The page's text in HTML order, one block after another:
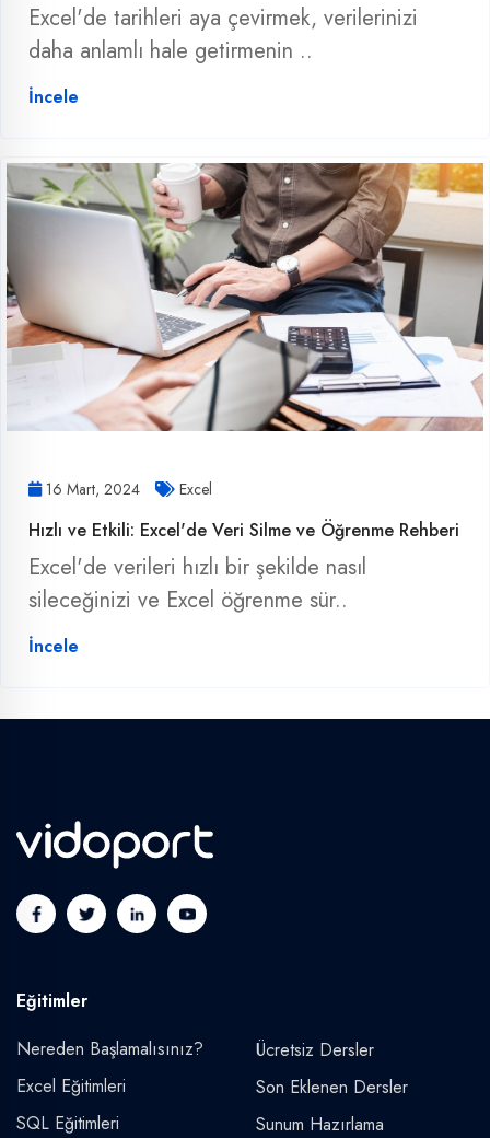
Excel'de tarihleri aya çevirmek, verilerinizi
daha anlamlı hale getirmenin ..
İncele
16 Mart, 2024 Excel
Hızlı ve Etkili: Excel'de Veri Silme ve Öğrenme Rehberi
Excel'de verileri hızlı bir şekilde nasıl
sileceğinizi ve Excel öğrenme sür..
İncele
Eğitimler
Nereden Başlamalısınız?
Excel Eğitimleri
SQL Eğitimleri
Ücretsiz Dersler
Son Eklenen Dersler
Sunum Hazırlama